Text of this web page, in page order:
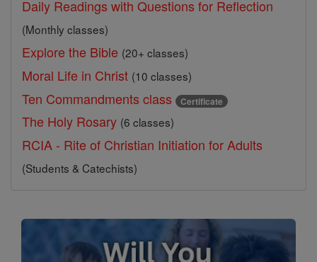
Daily Readings with Questions for Reflection
(Monthly classes)
Explore the Bible (20+ classes)
Moral Life in Christ (10 classes)
Ten Commandments class Certificate
The Holy Rosary (6 classes)
RCIA - Rite of Christian Initiation for Adults
(Students & Catechists)